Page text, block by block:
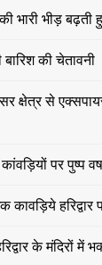
भारी भीड़ बढ़ती
बारिश की चेतावनी
क्षेत्र से
पर पुष्प
हरिद्वार
के मंदिरों में